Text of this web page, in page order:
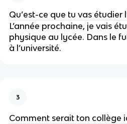
Qu’est-ce que tu vas étudier
L’année prochaine, je vais
physique au lycée. Dans le
à l’université.
3
Comment serait ton collège